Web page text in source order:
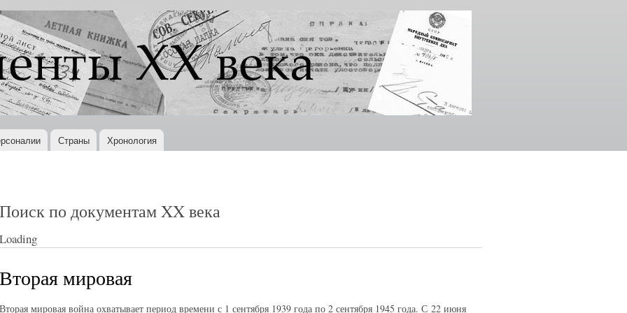
Перейти к
основному
содержанию
Страны Хронология
Поиск по документам XX века
Loading
Вторая мировая
Вторая мировая война охватывает период времени с 1 сентября 1939 года по 2 сентября 1945 года. С 22 июня